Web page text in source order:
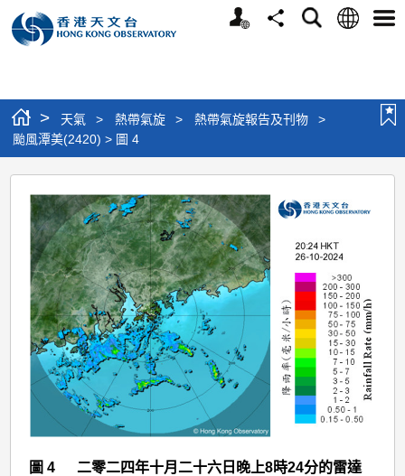
個
分
搜
語
選
> 天氣 > 熱帶氣旋 > 熱帶氣旋報告及刊物
>
颱風潭美(2420) > 圖 4
颱
風
潭
美
(2420)
圖
圖 4 二零二四年十月二十六日晚上8時24分的雷達